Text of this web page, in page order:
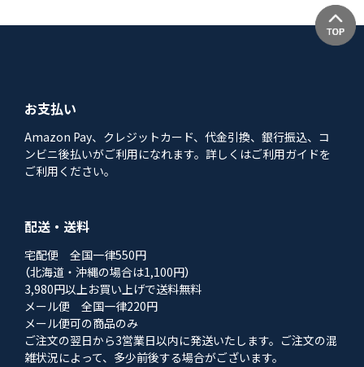
お支払い
Amazon Pay、クレジットカード、代金引換、銀行振込、コ
ンビニ後払いがご利用になれます。詳しくはご利用ガイドを
ご利用ください。
配送・送料
宅配便 全国一律550円
（北海道・沖縄の場合は1,100円）
3,980円以上お買い上げで送料無料
メール便 全国一律220円
メール便可の商品のみ
ご注文の翌日から3営業日以内に発送いたします。ご注文の混
雑状況によって、多少前後する場合がございます。